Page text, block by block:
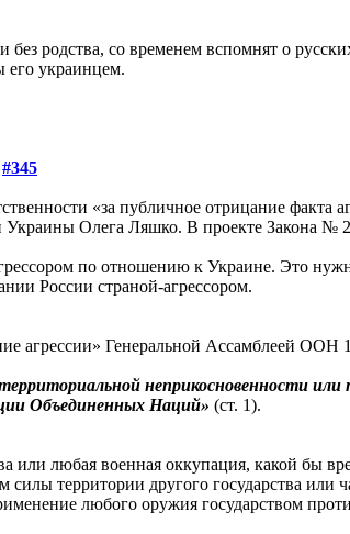
родства, со временем вспомнят о
его украинцем.
#345
«за публичное отрицание факта
Олега Ляшко. В проекте Закона №
по отношению к Украине. Это
России страной-агрессором.
агрессии» Генеральной Ассамблеей ООН
неприкосновенности
Объединенных Наций» (ст. 1).
или любая военная оккупация, какой бы
территории другого государства или
любого оружия государством